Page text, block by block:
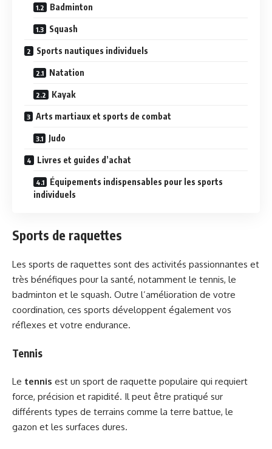
Badminton
Squash
Sports nautiques individuels
Natation
Kayak
Arts martiaux et sports de combat
Judo
Livres et guides d’achat
Équipements indispensables pour les sports
individuels
Sports de raquettes
Les sports de raquettes sont des activités passionnantes et
très bénéfiques pour la santé, notamment le tennis, le
badminton et le squash. Outre l’amélioration de votre
coordination, ces sports développent également vos
réflexes et votre endurance.
Tennis
Le tennis est un sport de raquette populaire qui requiert
force, précision et rapidité. Il peut être pratiqué sur
différents types de terrains comme la terre battue, le
gazon et les surfaces dures.